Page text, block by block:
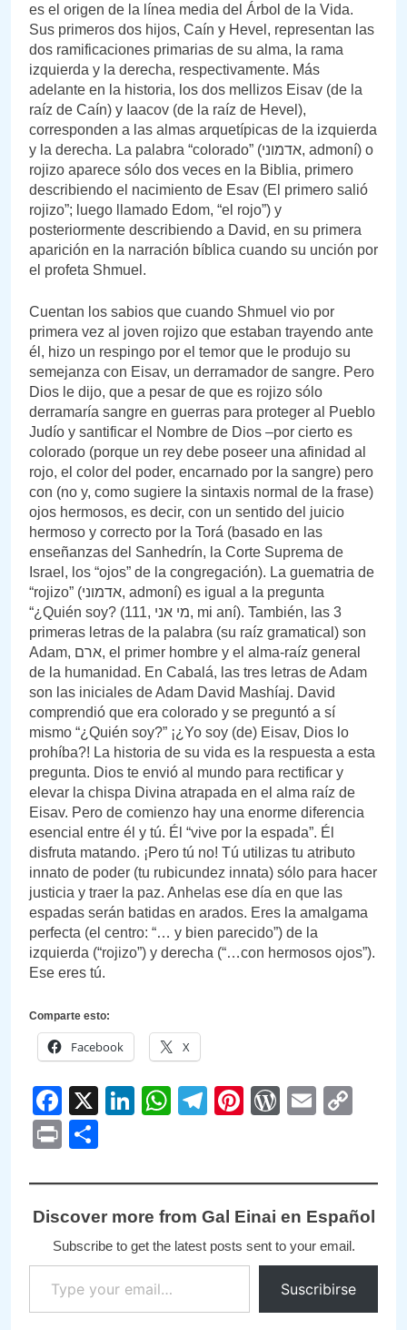
es el origen de la línea media del Árbol de la Vida.
Sus primeros dos hijos, Caín y Hevel, representan las
dos ramificaciones primarias de su alma, la rama
izquierda y la derecha, respectivamente. Más
adelante en la historia, los dos mellizos Eisav (de la
raíz de Caín) y Iaacov (de la raíz de Hevel),
corresponden a las almas arquetípicas de la izquierda
y la derecha. La palabra “colorado” (אדמוני, admoní) o
rojizo aparece sólo dos veces en la Biblia, primero
describiendo el nacimiento de Esav (El primero salió
rojizo”; luego llamado Edom, “el rojo”) y
posteriormente describiendo a David, en su primera
aparición en la narración bíblica cuando su unción por
el profeta Shmuel.
Cuentan los sabios que cuando Shmuel vio por
primera vez al joven rojizo que estaban trayendo ante
él, hizo un respingo por el temor que le produjo su
semejanza con Eisav, un derramador de sangre. Pero
Dios le dijo, que a pesar de que es rojizo sólo
derramaría sangre en guerras para proteger al Pueblo
Judío y santificar el Nombre de Dios –por cierto es
colorado (porque un rey debe poseer una afinidad al
rojo, el color del poder, encarnado por la sangre) pero
con (no y, como sugiere la sintaxis normal de la frase)
ojos hermosos, es decir, con un sentido del juicio
hermoso y correcto por la Torá (basado en las
enseñanzas del Sanhedrín, la Corte Suprema de
Israel, los “ojos” de la congregación). La guematria de
“rojizo” (אדמוני, admoní) es igual a la pregunta
“¿Quién soy? (111, מי אני, mi aní). También, las 3
primeras letras de la palabra (su raíz gramatical) son
Adam, ארם, el primer hombre y el alma-raíz general
de la humanidad. En Cabalá, las tres letras de Adam
son las iniciales de Adam David Mashíaj. David
comprendió que era colorado y se preguntó a sí
mismo “¿Quién soy?” ¡¿Yo soy (de) Eisav, Dios lo
prohíba?! La historia de su vida es la respuesta a esta
pregunta. Dios te envió al mundo para rectificar y
elevar la chispa Divina atrapada en el alma raíz de
Eisav. Pero de comienzo hay una enorme diferencia
esencial entre él y tú. Él “vive por la espada”. Él
disfruta matando. ¡Pero tú no! Tú utilizas tu atributo
innato de poder (tu rubicundez innata) sólo para hacer
justicia y traer la paz. Anhelas ese día en que las
espadas serán batidas en arados. Eres la amalgama
perfecta (el centro: “… y bien parecido”) de la
izquierda (“rojizo”) y derecha (“…con hermosos ojos”).
Ese eres tú.
Comparte esto:
Facebook X
Facebook
X LinkedIn
WhatsApp
Telegram
PinterestEmail
Print
Discover more from Gal Einai en Español
Subscribe to get the latest posts sent to your email.
Type your email…
Suscribirse